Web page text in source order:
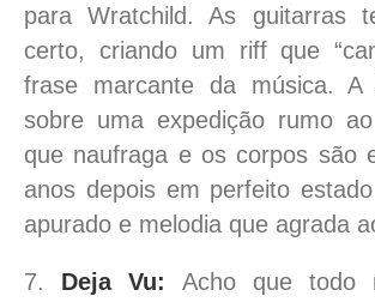
para Wratchild. As guitarras
certo, criando um riff que
frase marcante da música. A
sobre uma expedição rumo
que naufraga e os corpos são
anos depois em perfeito
apurado e melodia que agrada
7. Deja Vu:
Acho que todo